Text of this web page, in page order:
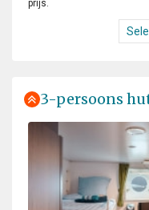
prijs.
3-persoons